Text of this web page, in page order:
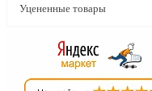
Уцененные товары